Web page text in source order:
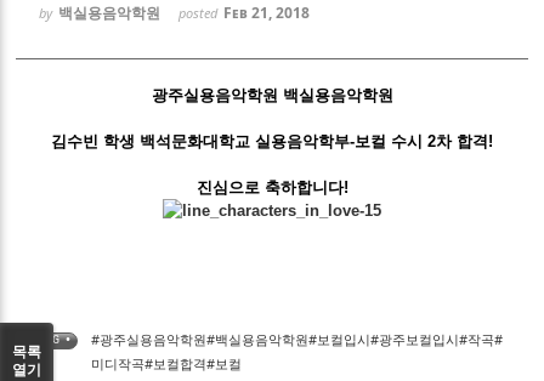
by 백실용음악학원 posted Feb 21, 2018
광주실용음악학원 백실용음악학원
김수빈 학생 백석문화대학교 실용음악학부-보컬 수시 2차 합격!
진심으로 축하합니다!
TAG •
#광주실용음악학원#백실용음악학원#보컬입시#광주보컬입시#작곡#
미디작곡#보컬합격#보컬
목록
열기
Sketchbook5, 스케치북5